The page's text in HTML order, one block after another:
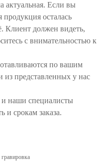
актуальная. Если вы
осталась
Клиент должен видеть,
с внимательностью к
по вашим
представленных у нас
и наши специалисты
и срокам заказа.